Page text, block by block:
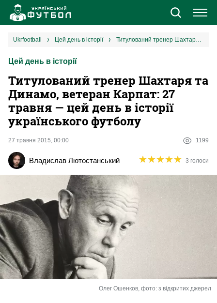
Новини
Єврокубки
УПЛ
2 ліга
Різне
Букмекери
Казино
ukrfootball цей день в історії Титулований тренер Шахтаря та Динамо, ветеран Карпат: 27 травня — цей день в історії українського футболу
Цей день в історії
Титулований тренер Шахтаря та
Динамо, ветеран Карпат: 27
травня — цей день в історії
українського футболу
27 травня 2015, 00:00 1199
Владислав Лютостанський ★★★★★
★★★★★ 3 голоси
Олег Ошенков, фото: з відкритих джерел